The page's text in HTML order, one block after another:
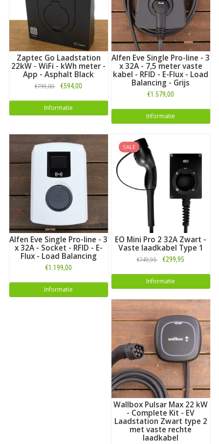
Zaptec Go Laadstation
22kW - WiFi - kWh meter -
App - Asphalt Black
€799,00 €594,00
Informatie
Alfen Eve Single Pro-line - 3
x 32A - 7,5 meter vaste
kabel - RFID - E-Flux - Load
Balancing - Grijs
€1.579,00
Informatie
Alfen Eve Single Pro-line - 3
x 32A - Socket - RFID - E-
Flux - Load Balancing
€1.199,00
Informatie
SALE
EO Mini Pro 2 32A Zwart -
Vaste laadkabel Type 1
€749,95 €299,95
Informatie
Wallbox Pulsar Max 22 kW
- Complete Kit - EV
Laadstation Zwart type 2
met vaste rechte
laadkabel